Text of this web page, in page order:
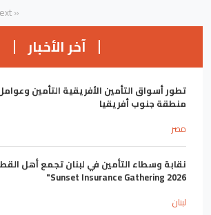
»
آخر الأخبار
تطور أسواق التأمين الأفريقية التأمين
منطقة جنوب أفريقيا
مصر
Sunset Insurance Gathering 2026"
لبنان